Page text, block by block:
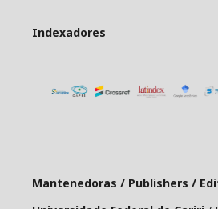
Indexadores
Mantenedoras / Publishers /